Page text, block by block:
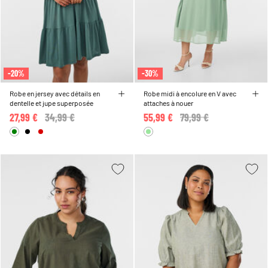
-20%
Robe en jersey avec détails en
dentelle et jupe superposée
Price reduced from
34,99 €
27,99 €
-30%
Robe midi à encolure en V avec
attaches à nouer
Price reduced from
79,99 €
55,99 €